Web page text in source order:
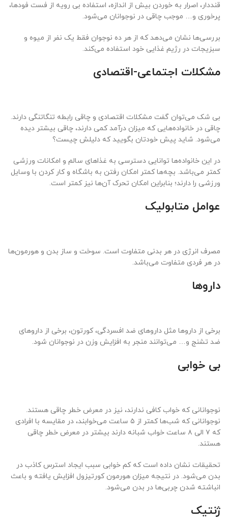
قند‌دار، اصرار به خوردن بیش از اندازه، استفاده بی رویه از فست فود‌ها،
پرخوری و… موجب چاقی در نوجوانان می‌شود.
بررسی‌ها نشان می‌دهد که از هر ده نوجوان فقط یک نفر از میوه و
سبزیجات در رژیم غذایی خود استفاده می‌کند.
مشکلات اجتماعی-اقتصادی
بی شک می‌توان گفت مشکلات اقتصادی و چاقی رابطه تنگاتنگی دارند.
چاقی در خانواده‌هایی که میزان درآمد کمی دارند، چاقی بیشتر دیده
می‌شود. شاید پیش خودتان بگویید که دلیلش چیست؟
در این خانواده‌ها توانایی دسترسی به غذا‌های سالم و امکانات ورزشی
کمتر می‌باشد. بچه‌ها کمتر امکان رفتن به باشگاه و کار کردن با وسایل
ورزشی را دارند؛ بنابراین امکان تحرک آن‌ها نیز کمتر است.
عوامل متابولیک
مصرف انرژی در هر بدنی متفاوت است. سوخت و ساز بدن و هورمون‌ها
در هر فردی متفاوت می‌باشد.
داروها
برخی از دارو‌ها مثل دارو‌های ضد افسردگی، کورتون، برخی از دارو‌های
ضد تشنج و… می‌توانند منجر به افزایش وزن در نوجوانان شود.
بی خوابی
نوجوانانی که خواب کافی ندارند، نیز در معرض خطر چاقی هستند.
نوجوانانی که شب‌ها کمتر از ۵ ساعت می‌خوابند، در مقایسه با افرادی
که ۷ الی ۸ ساعت خواب شبانه دارند بیشتر در معرض خطر چاقی
هستند.
تحقیقات نشان داده است که کم خوابی سبب ایجاد استرس کاذب در
بدن می‌شود. در نتیجه میزان هورمون کورتیزول افزایش یافته و باعث
انباشته شدن چربی‌ها در بدن می‌شود.
ژنتیک